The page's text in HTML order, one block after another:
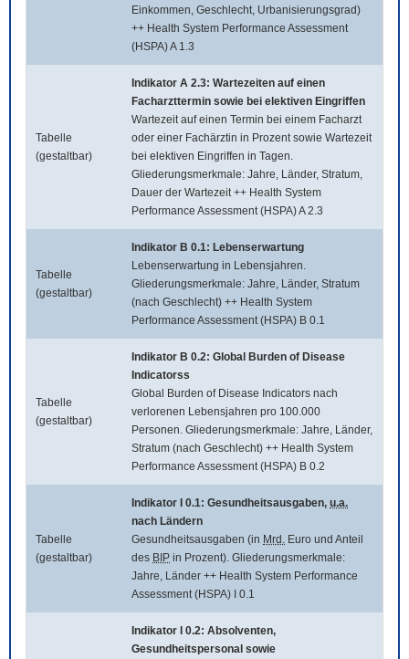
Einkommen, Geschlecht, Urbanisierungsgrad)
++ Health System Performance Assessment
(HSPA) A 1.3
Tabelle
(gestaltbar)
Indikator A 2.3: Wartezeiten auf einen
Facharzttermin sowie bei elektiven Eingriffen
Wartezeit auf einen Termin bei einem Facharzt
oder einer Fachärztin in Prozent sowie Wartezeit
bei elektiven Eingriffen in Tagen.
Gliederungsmerkmale: Jahre, Länder, Stratum,
Dauer der Wartezeit ++ Health System
Performance Assessment (HSPA) A 2.3
Tabelle
(gestaltbar)
Indikator B 0.1: Lebenserwartung
Lebenserwartung in Lebensjahren.
Gliederungsmerkmale: Jahre, Länder, Stratum
(nach Geschlecht) ++ Health System
Performance Assessment (HSPA) B 0.1
Tabelle
(gestaltbar)
Indikator B 0.2: Global Burden of Disease
Indicatorss
Global Burden of Disease Indicators nach
verlorenen Lebensjahren pro 100.000
Personen. Gliederungsmerkmale: Jahre, Länder,
Stratum (nach Geschlecht) ++ Health System
Performance Assessment (HSPA) B 0.2
Tabelle
(gestaltbar)
Indikator I 0.1: Gesundheitsausgaben, u.a.
nach Ländern
Gesundheitsausgaben (in Mrd. Euro und Anteil
des BIP in Prozent). Gliederungsmerkmale:
Jahre, Länder ++ Health System Performance
Assessment (HSPA) I 0.1
Indikator I 0.2: Absolventen,
Gesundheitspersonal sowie